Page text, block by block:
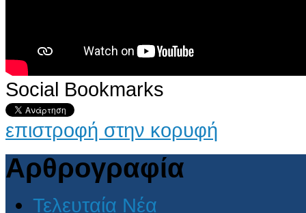
Social Bookmarks
επιστροφή στην κορυφή
Αρθρογραφία
Τελευταία Νέα